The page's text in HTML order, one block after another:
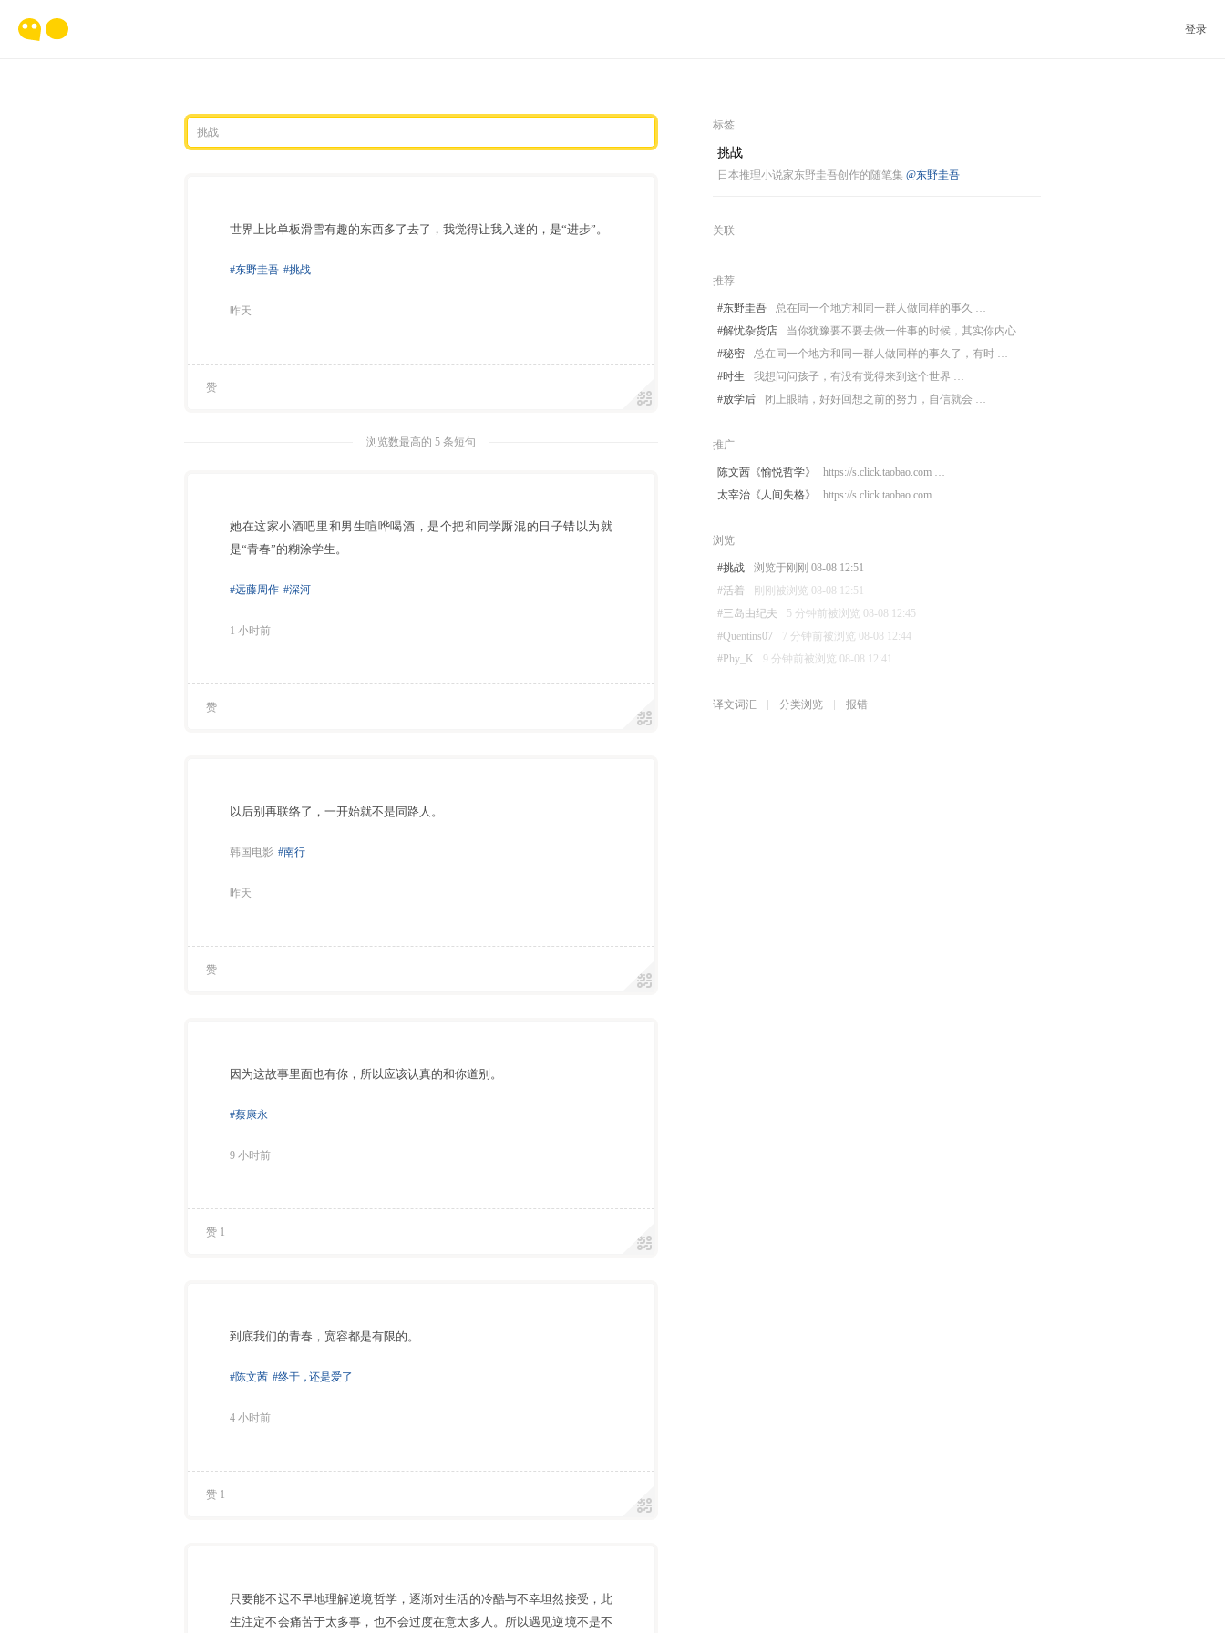
登录
世界上比单板滑雪有趣的东西多了去了，我觉得让我入迷的，是“进步”。
#东野圭吾 #挑战
昨天
赞
浏览数最高的 5 条短句
她在这家小酒吧里和男生喧哗喝酒，是个把和同学厮混的日子错以为就
是“青春”的糊涂学生。
#远藤周作 #深河
1 小时前
赞
以后别再联络了，一开始就不是同路人。
韩国电影 #南行
昨天
赞
因为这故事里面也有你，所以应该认真的和你道别。
#蔡康永
9 小时前
赞 1
到底我们的青春，宽容都是有限的。
#陈文茜 #终于 ，还是爱了
4 小时前
赞 1
只要能不迟不早地理解逆境哲学，逐渐对生活的冷酷与不幸坦然接受，此
生注定不会痛苦于太多事，也不会过度在意太多人。所以遇见逆境不是不
标签
挑战
日本推理小说家东野圭吾创作的随笔集 @东野圭吾
关联
推荐
#东野圭吾
总在同一个地方和同一群人做同样的事久 …
#解忧杂货店
当你犹豫要不要去做一件事的时候，其实你内心 …
#秘密
总在同一个地方和同一群人做同样的事久了，有时 …
#时生
我想问问孩子，有没有觉得来到这个世界 …
#放学后
闭上眼睛，好好回想之前的努力，自信就会 …
推广
陈文茜《愉悦哲学》
https://s.click.taobao.com …
太宰治《人间失格》
https://s.click.taobao.com …
浏览
#挑战
浏览于刚刚 08-08 12:51
#活着
刚刚被浏览 08-08 12:51
#三岛由纪夫
5 分钟前被浏览 08-08 12:45
#Quentins07
7 分钟前被浏览 08-08 12:44
#Phy_K
9 分钟前被浏览 08-08 12:41
译文词汇 分类浏览 报错